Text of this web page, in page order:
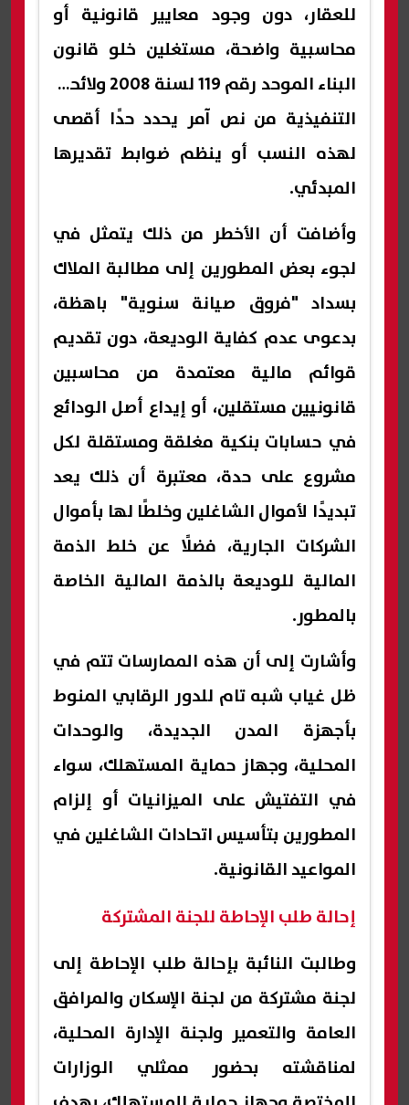
للعقار، دون وجود معايير قانونية أو
محاسبية واضحة، مستغلين خلو قانون
البناء الموحد رقم 119 لسنة 2008 ولائحته
التنفيذية من نص آمر يحدد حدًا أقصى
لهذه النسب أو ينظم ضوابط تقديرها
المبدئي.
وأضافت أن الأخطر من ذلك يتمثل في
لجوء بعض المطورين إلى مطالبة الملاك
بسداد "فروق صيانة سنوية" باهظة،
بدعوى عدم كفاية الوديعة، دون تقديم
قوائم مالية معتمدة من محاسبين
قانونيين مستقلين، أو إيداع أصل الودائع
في حسابات بنكية مغلقة ومستقلة لكل
مشروع على حدة، معتبرة أن ذلك يعد
تبديدًا لأموال الشاغلين وخلطًا لها بأموال
الشركات الجارية، فضلًا عن خلط الذمة
المالية للوديعة بالذمة المالية الخاصة
بالمطور.
وأشارت إلى أن هذه الممارسات تتم في
ظل غياب شبه تام للدور الرقابي المنوط
بأجهزة المدن الجديدة، والوحدات
المحلية، وجهاز حماية المستهلك، سواء
في التفتيش على الميزانيات أو إلزام
المطورين بتأسيس اتحادات الشاغلين في
المواعيد القانونية.
إحالة طلب الإحاطة للجنة المشتركة
وطالبت النائبة بإحالة طلب الإحاطة إلى
لجنة مشتركة من لجنة الإسكان والمرافق
العامة والتعمير ولجنة الإدارة المحلية،
لمناقشته بحضور ممثلي الوزارات